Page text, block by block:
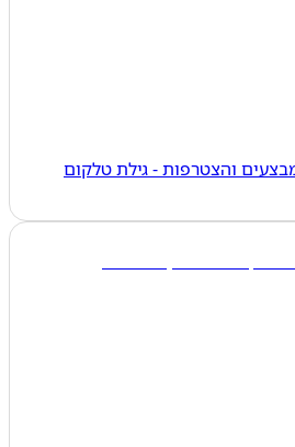
והצטרפות - גילת טלקום